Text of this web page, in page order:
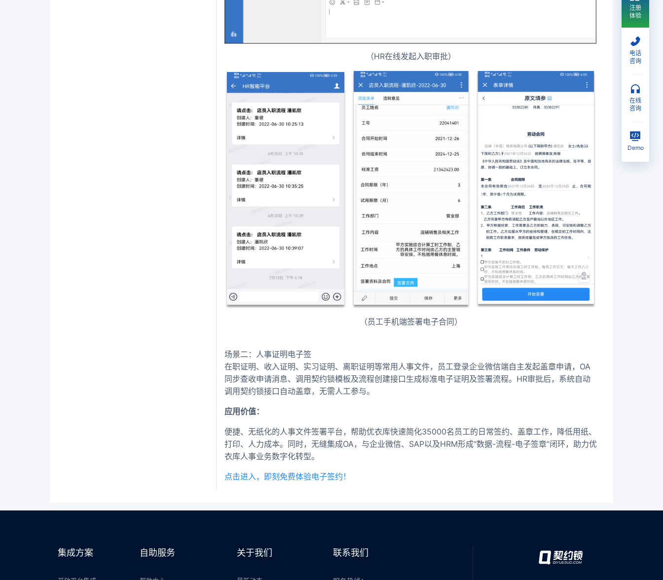
（HR在线发起入职审批）
（员工手机端签署电子合同）
场景二：人事证明电子签
在职证明、收入证明、实习证明、离职证明等常用人事文件，员工登录企业微信端自主发起盖章申请，OA
同步查收申请消息、调用契约锁模板及流程创建接口生成标准电子证明及签署流程。HR审批后，系统自动
调用契约锁接口自动盖章，无需人工参与。
应用价值：
便捷、无纸化的人事文件签署平台，帮助优衣库快速简化35000名员工的日常签约、盖章工作，降低用纸、
打印、人力成本。同时，无缝集成OA，与企业微信、SAP以及HRM形成“数据-流程-电子签章”闭环，助力优
衣库人事业务数字化转型。
点击进入，即刻免费体验电子签约！
集成方案 自助服务 关于我们 联系我们
注册
体验
电话
咨询
在线
咨询
Demo